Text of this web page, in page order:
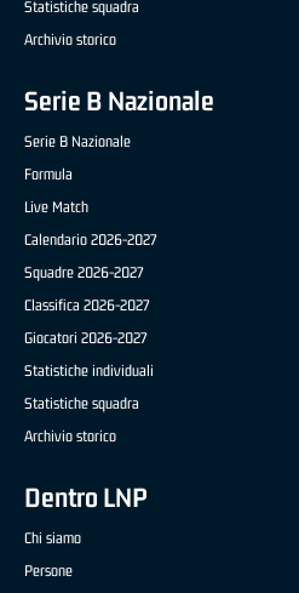
Statistiche squadra
Archivio storico
Serie B Nazionale
Serie B Nazionale
Formula
Live Match
Calendario 2026-2027
Squadre 2026-2027
Classifica 2026-2027
Giocatori 2026-2027
Statistiche individuali
Statistiche squadra
Archivio storico
Dentro LNP
Chi siamo
Persone